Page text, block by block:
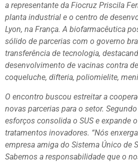
a representante da Fiocruz Priscila
planta industrial e o centro de
Lyon, na França. A biofarmacêutica
sólido de parcerias com o governo
transferência de tecnologia,
desenvolvimento de vacinas contra
coqueluche, difteria, poliomielite,
O encontro buscou estreitar a
novas parcerias para o setor.
esforços consolida o SUS e expande
tratamentos inovadores. “Nós
empresa amiga do Sistema Único de
Sabemos a responsabilidade que o